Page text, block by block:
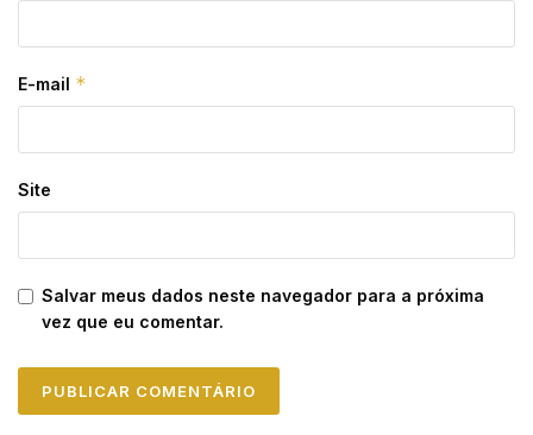
E-mail *
Site
Salvar meus dados neste navegador para a próxima
vez que eu comentar.